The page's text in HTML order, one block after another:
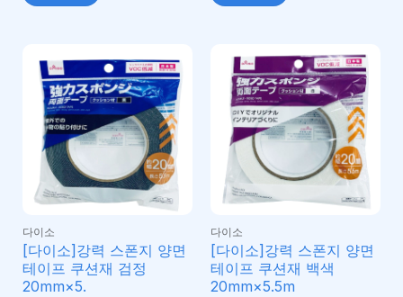
다이소
[다이소]강력 스폰지 양면
테이프 쿠션재 검정
20mm×5.
다이소
[다이소]강력 스폰지 양면
테이프 쿠션재 백색
20mm×5.5m